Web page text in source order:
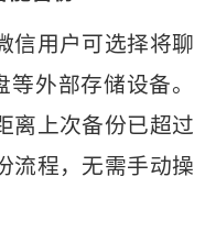
用户可选择将聊
外部存储设备。
离上次备份已超过
流程，无需手动操